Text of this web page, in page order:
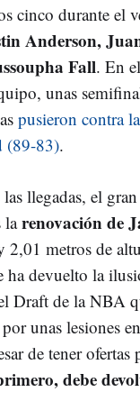
cinco durante el
Anderson,
Fall. En
unas
pusieron contra
(89-83).
las llegadas, el
larenovación de
2,01 metros de
ha devuelto la
Draft de la NBA
unas lesiones
de tener
debe